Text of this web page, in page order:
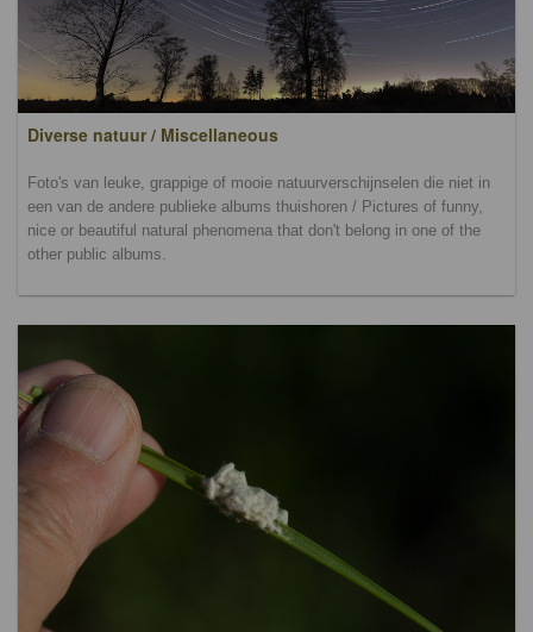
Diverse natuur / Miscellaneous
Foto's van leuke, grappige of mooie natuurverschijnselen die niet in
een van de andere publieke albums thuishoren / Pictures of funny,
nice or beautiful natural phenomena that don't belong in one of the
other public albums.